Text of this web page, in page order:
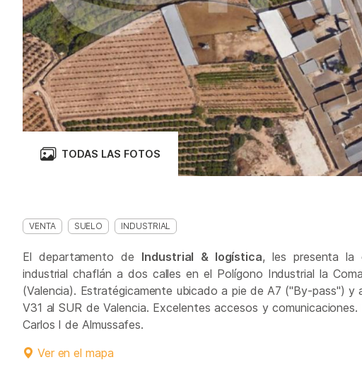
TODAS LAS FOTOS
VENTA SUELO INDUSTRIAL
El departamento de Industrial & logística, les presenta la
industrial chaflán a dos calles en el Polígono Industrial la
(Valencia). Estratégicamente ubicado a pie de A7 ("By-pass")
V31 al SUR de Valencia. Excelentes accesos y
Carlos I de Almussafes.
Ver en el mapa